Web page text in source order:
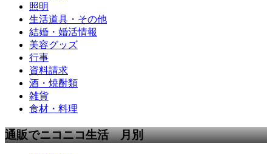
照明
生活道具・その他
結婚・婚活情報
美容グッズ
行事
資料請求
酒・焼酎類
雑貨
食材・料理
通販でニコニコ生活 月別